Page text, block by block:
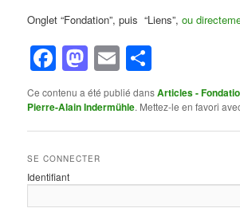
Onglet “Fondation”, puis “Liens”,ou
Facebook
Mastodon
Email
Ce contenu a été publié dansArticles -
Pierre-Alain Indermühle. Mettez-le en favori
SE CONNECTER
Identifiant